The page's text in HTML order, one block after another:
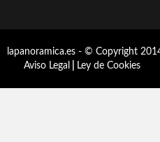
lapanoramica.es - © Copyright
Aviso Legal
Ley de Cookies